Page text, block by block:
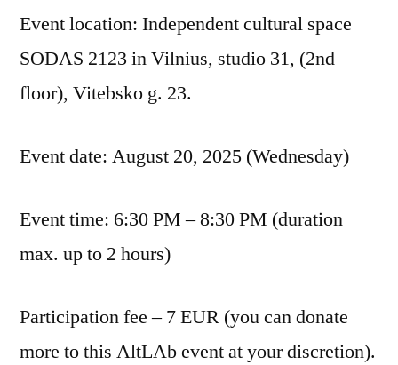
Event location: Independent cultural space
SODAS 2123 in Vilnius, studio 31, (2nd
floor), Vitebsko g. 23.
Event date: August 20, 2025 (Wednesday)
Event time: 6:30 PM – 8:30 PM (duration
max. up to 2 hours)
Participation fee – 7 EUR (you can donate
more to this AltLAb event at your discretion).